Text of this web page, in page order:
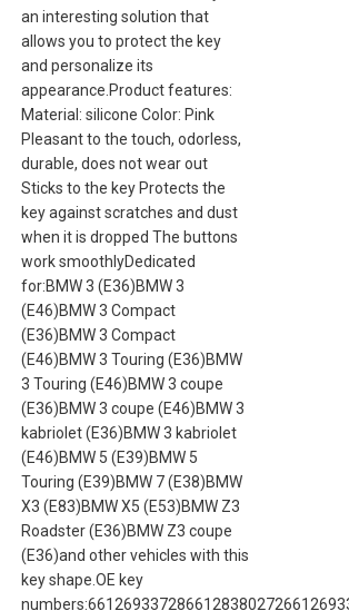
an interesting solution that
allows you to protect the key
and personalize its
appearance.Product features:
Material: silicone Color: Pink
Pleasant to the touch, odorless,
durable, does not wear out
Sticks to the key Protects the
key against scratches and dust
when it is dropped The buttons
work smoothlyDedicated
for:BMW 3 (E36)BMW 3
(E46)BMW 3 Compact
(E36)BMW 3 Compact
(E46)BMW 3 Touring (E36)BMW
3 Touring (E46)BMW 3 coupe
(E36)BMW 3 coupe (E46)BMW 3
kabriolet (E36)BMW 3 kabriolet
(E46)BMW 5 (E39)BMW 5
Touring (E39)BMW 7 (E38)BMW
X3 (E83)BMW X5 (E53)BMW Z3
Roadster (E36)BMW Z3 coupe
(E36)and other vehicles with this
key shape.OE key